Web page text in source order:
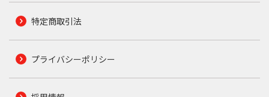
特定商取引法
プライバシーポリシー